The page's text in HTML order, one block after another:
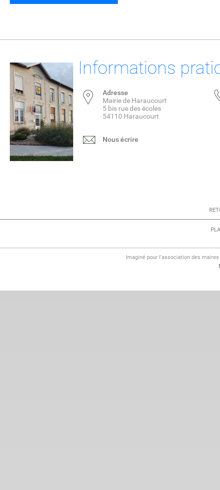
Informations
Adresse
Mairie de Haraucourt
5 bis rue des écoles
54110 Haraucourt
Nous écrire
Imaginé pour l'association des